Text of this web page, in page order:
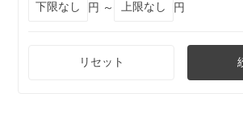
円 ～
円
リセット